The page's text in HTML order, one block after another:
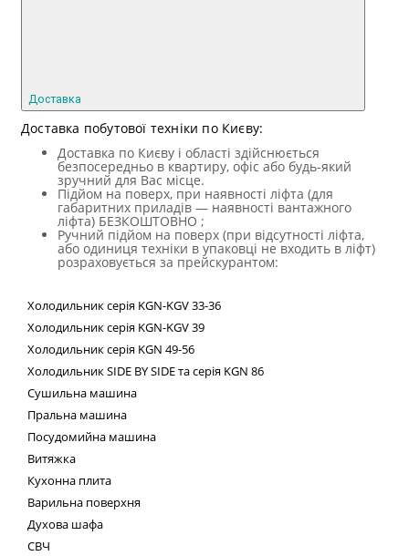
Доставка
Доставка побутової техніки по Києву:
Доставка по Києву і області здійснюється
безпосередньо в квартиру, офіс або будь-який
зручний для Вас місце.
Підйом на поверх, при наявності ліфта (для
габаритних приладів — наявності вантажного
ліфта) БЕЗКОШТОВНО ;
Ручний підйом на поверх (при відсутності ліфта,
або одиниця техніки в упаковці не входить в ліфт)
розраховується за прейскурантом:
Холодильниксерія KGN-KGV33-36
Холодильник серія KGN-KGV39
Холодильник серія KGN 49-56
ХолодильникSIDE BYSIDEта серія KGN 86
Сушильна машина
Пральна машина
Посудомийна машина
Витяжка
Кухонна плита
Варильна поверхня
Духова шафа
СВЧ